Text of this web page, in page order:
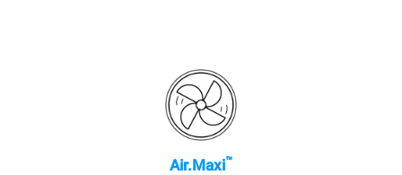
Air.Maxi™